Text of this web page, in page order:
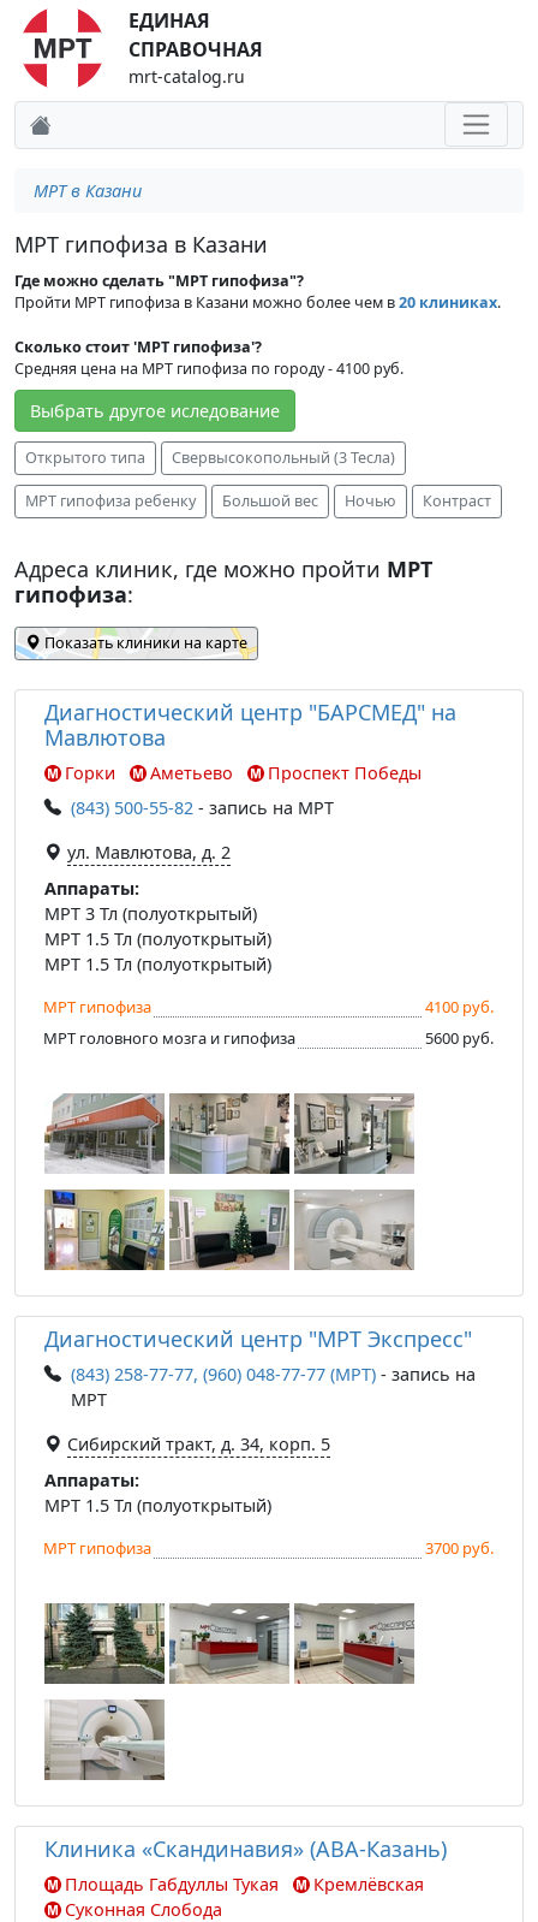
ЕДИНАЯ
СПРАВОЧНАЯ
mrt-catalog.ru
МРТ в Казани
МРТ гипофиза в Казани
Где можно сделать "МРТ гипофиза"?
Пройти МРТ гипофиза в Казани можно более чем в20 клиниках.
Сколько стоит 'МРТ гипофиза'?
Средняя цена на МРТ гипофиза по городу - 4100 руб.
Выбрать другое иследование
Открытого типа Свервысокопольный (3 Тесла)
МРТ гипофиза ребенку Большой вес Ночью Контраст
Адреса клиник, где можно пройти МРТ
гипофиза:
Показать клиники на карте
Диагностический центр "БАРСМЕД" на
Мавлютова
Горки Аметьево
Проспект Победы
(843) 500-55-82 - запись на МРТ
ул. Мавлютова, д. 2
Аппараты:
МРТ 3 Тл (полуоткрытый)
МРТ 1.5 Тл (полуоткрытый)
МРТ 1.5 Тл (полуоткрытый)
МРТ гипофиза
4100 руб.
МРТ головного мозга и гипофиза
5600 руб.
Диагностический центр "МРТ Экспресс"
(843) 258-77-77, (960) 048-77-77 (МРТ) - запись на
МРТ
Сибирский тракт, д. 34, корп. 5
Аппараты:
МРТ 1.5 Тл (полуоткрытый)
МРТ гипофиза 3700 руб.
Клиника «Скандинавия» (АВА-Казань)
Площадь Габдуллы Тукая
Кремлёвская
Суконная Слобода